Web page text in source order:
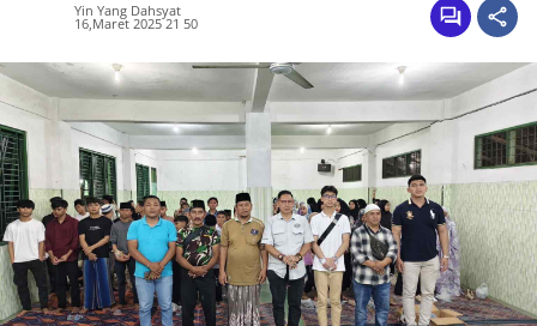
Yin Yang Dahsyat
16,Maret 2025 21 50